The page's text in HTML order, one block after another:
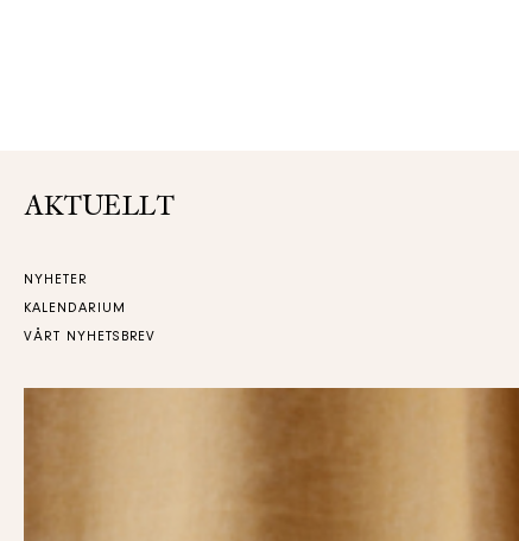
AKTUELLT
NYHETER
KALENDARIUM
VÅRT NYHETSBREV